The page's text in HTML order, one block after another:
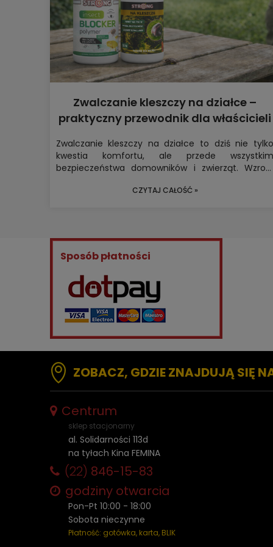
Zwalczanie kleszczy na działce –
praktyczny przewodnik dla właścicieli
Zwalczanie kleszczy na działce to dziś nie tylko
kwestia komfortu, ale przede wszystkim
bezpieczeństwa domowników i zwierząt. Wzrost
wilgotność sprawiają, że populacje pasożytów
odstraszające kleszcze oraz profesjonalne opryski
na kleszcze. Poniżej znajdziesz kompleksowy,
ekspercki przewodnik.
CZYTAJ CAŁOŚĆ »
Sposób płatności
ZOBACZ, GDZIE ZNAJDUJĄ SIĘ
Centrum
sklep stacjonarny
al. Solidarności 113d
na tyłach Kina FEMINA
(22) 846-15-83
godziny otwarcia
Pon-Pt 10:00 - 18:00
Sobota nieczynne
Płatność: gotówka, karta, BLIK